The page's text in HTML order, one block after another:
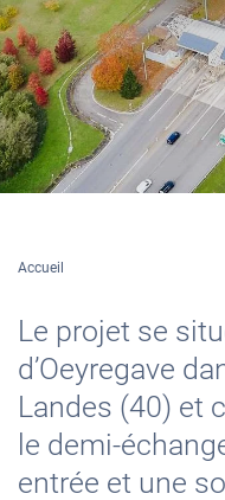
Accueil
Le projet se
d’Oeyregave
Landes (40) et
le demi-
entrée et une